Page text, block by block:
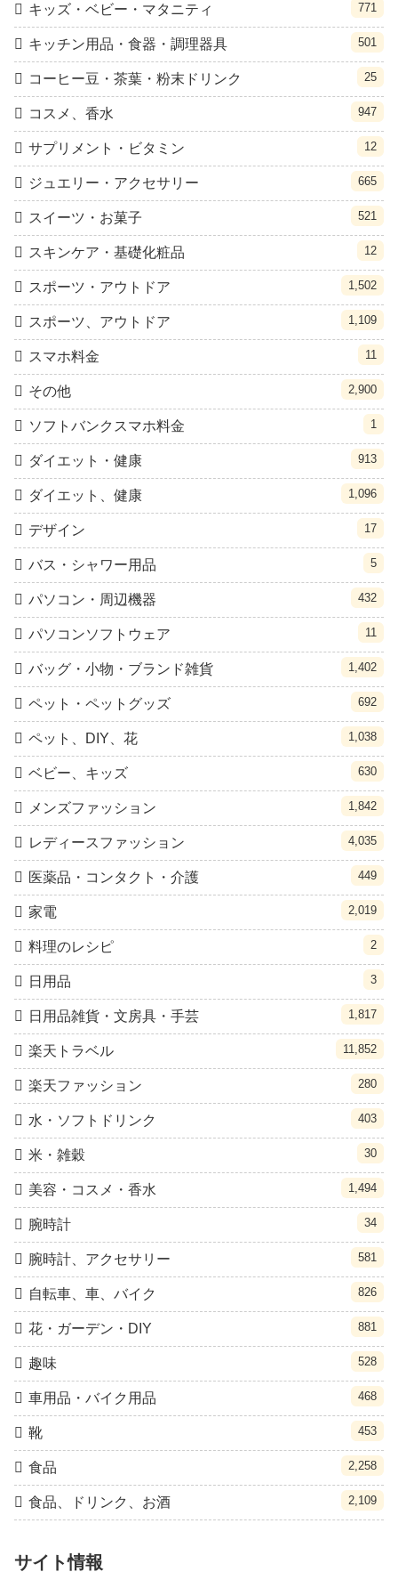
キッズ・ベビー・マタニティ 771
キッチン用品・食器・調理器具 501
コーヒー豆・茶葉・粉末ドリンク 25
コスメ、香水 947
サプリメント・ビタミン 12
ジュエリー・アクセサリー 665
スイーツ・お菓子 521
スキンケア・基礎化粧品 12
スポーツ・アウトドア 1,502
スポーツ、アウトドア 1,109
スマホ料金 11
その他 2,900
ソフトバンクスマホ料金 1
ダイエット・健康 913
ダイエット、健康 1,096
デザイン 17
バス・シャワー用品 5
パソコン・周辺機器 432
パソコンソフトウェア 11
バッグ・小物・ブランド雑貨 1,402
ペット・ペットグッズ 692
ペット、DIY、花 1,038
ベビー、キッズ 630
メンズファッション 1,842
レディースファッション 4,035
医薬品・コンタクト・介護 449
家電 2,019
料理のレシピ 2
日用品 3
日用品雑貨・文房具・手芸 1,817
楽天トラベル 11,852
楽天ファッション 280
水・ソフトドリンク 403
米・雑穀 30
美容・コスメ・香水 1,494
腕時計 34
腕時計、アクセサリー 581
自転車、車、バイク 826
花・ガーデン・DIY 881
趣味 528
車用品・バイク用品 468
靴 453
食品 2,258
食品、ドリンク、お酒 2,109
サイト情報